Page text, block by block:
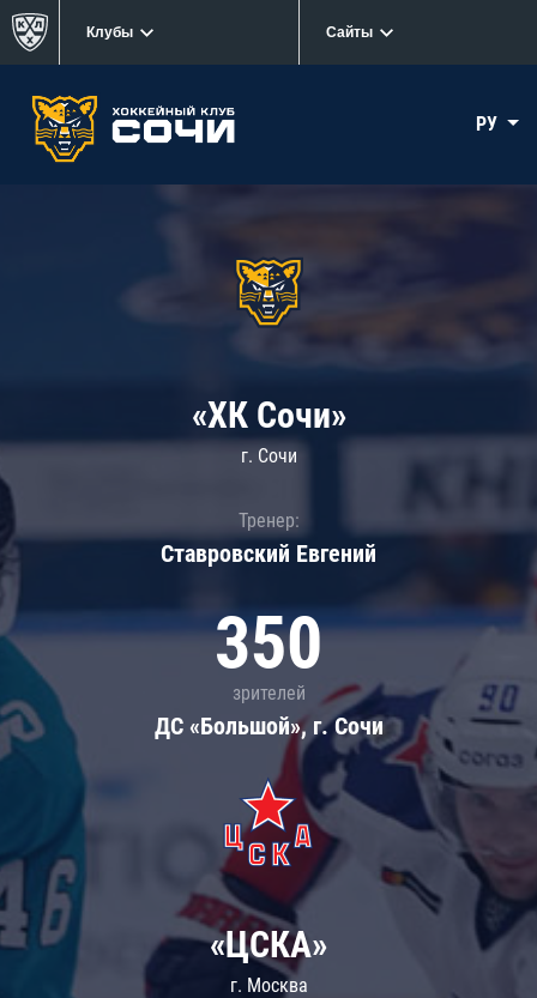
Клубы Сайты
РУ
«ХК Сочи»
г. Сочи
Тренер:
Ставровский Евгений
350
зрителей
ДС «Большой», г. Сочи
«ЦСКА»
г. Москва